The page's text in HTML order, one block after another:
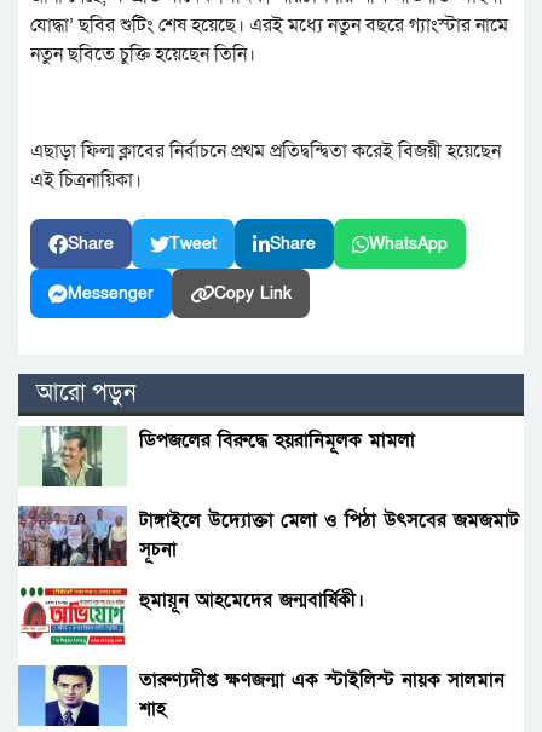
যোদ্ধা’ ছবির শুটিং শেষ হয়েছে। এরই মধ্যে নতুন বছরে গ্যাংস্টার নামে
নতুন ছবিতে চুক্তি হয়েছেন তিনি।
এছাড়া ফিল্ম ক্লাবের নির্বাচনে প্রথম প্রতিদ্বন্দ্বিতা করেই বিজয়ী হয়েছেন
এই চিত্রনায়িকা।
Share Tweet Share WhatsApp
Messenger Copy Link
আরো পড়ুন
ডিপজলের বিরুদ্ধে হয়রানিমূলক মামলা
টাঙ্গাইলে উদ্যোক্তা মেলা ও পিঠা উৎসবের জমজমাট
সূচনা
হুমায়ূন আহমেদের জন্মবার্ষিকী।
তারুণ্যদীপ্ত ক্ষণজন্মা এক স্টাইলিস্ট নায়ক সালমান
শাহ